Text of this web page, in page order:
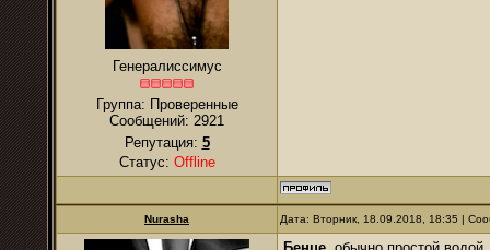
Генералиссимус
Группа: Проверенные
Сообщений: 2921
Репутация: 5
Статус: Offline
Nurаsha Дата: Вторник, 18.09.2018, 18:35 |